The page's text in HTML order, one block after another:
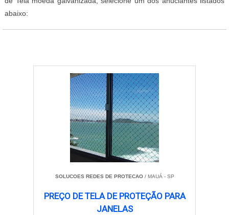
abaixo:
SOLUCOES REDES DE PROTECAO/ MAUÁ - SP
PREÇO DE TELA DE PROTEÇÃO PARA
JANELAS